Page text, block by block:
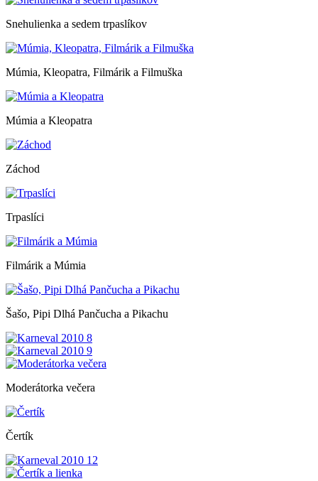
Snehulienka a sedem trpaslíkov
Múmia, Kleopatra, Filmárik a Filmuška
Múmia a Kleopatra
Záchod
Trpaslíci
Filmárik a Múmia
Šašo, Pipi Dlhá Pančucha a Pikachu
Moderátorka večera
Čertík